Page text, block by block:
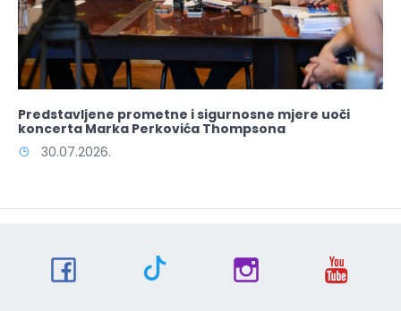
Predstavljene prometne i sigurnosne mjere uoči
koncerta Marka Perkovića Thompsona
30.07.2026.